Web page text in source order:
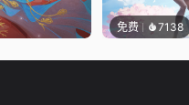
免费 7138